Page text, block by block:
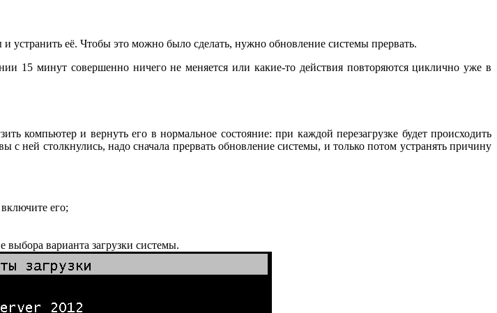
её. Чтобы это можно было сделать, нужно обновление системы прервать.
15 минут совершенно ничего не меняется или какие-то действия повторяются циклично уже в
компьютер и вернуть его в нормальное состояние: при каждой перезагрузке будет происходить
с ней столкнулись, надо сначала прервать обновление системы, и только потом устранять причину
его;
варианта загрузки системы.